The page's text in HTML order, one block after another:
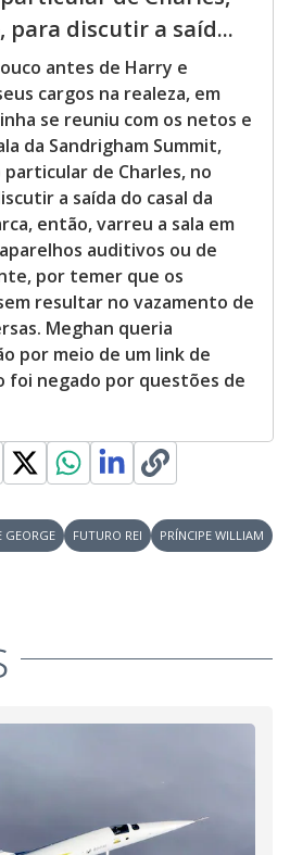
para discutir a saíd...
antes de Harry e
cargos na realeza, em
se reuniu com os netos e
da Sandrigham Summit,
particular de Charles, no
a saída do casal da
então, varreu a sala em
auditivos ou de
por temer que os
resultar no vazamento de
Meghan queria
por meio de um link de
foi negado por questões de
GEORGE FUTURO REI
PRÍNCIPE WILLIAM